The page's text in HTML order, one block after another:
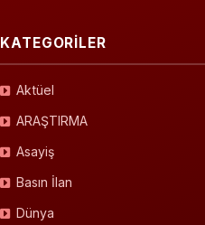
KATEGORİLER
Aktüel
ARAŞTIRMA
Asayiş
Basın İlan
Dünya